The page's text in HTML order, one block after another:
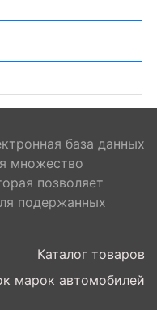
база данных
множество
позволяет
подержанных
Каталог товаров
марок автомобилей